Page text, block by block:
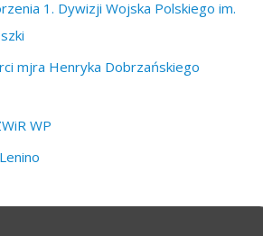
1. Dywizji Wojska Polskiego im.
mjra Henryka Dobrzańskiego
WP